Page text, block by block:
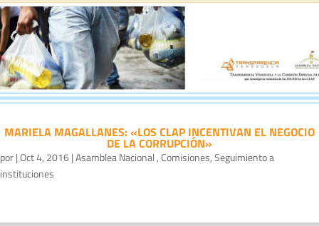
MARIELA MAGALLANES: «LOS CLAP INCENTIVAN EL NEGOCIO
DE LA CORRUPCIÓN»
por|Oct 4, 2016|Asamblea Nacional ,Comisiones,Seguimiento a
instituciones